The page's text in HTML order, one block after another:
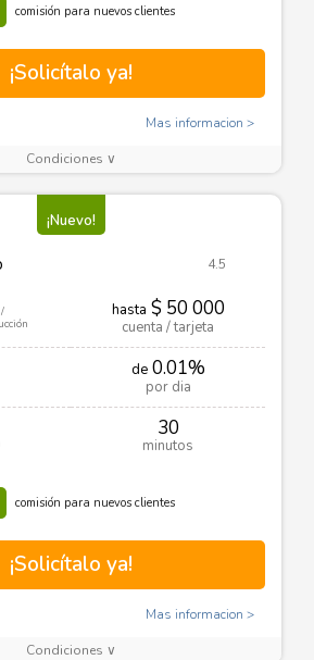
comisión para nuevos clientes
¡Solicítalo ya!
Mas informacion
Condiciones ∨
¡Nuevo!
4.5
hasta $ 50 000
cuenta / tarjeta
de0.01%
por dia
30
minutos
comisión para nuevos clientes
¡Solicítalo ya!
Mas informacion
Condiciones ∨